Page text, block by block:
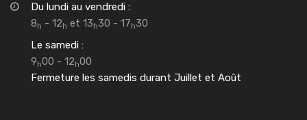
Du lundi au vendredi :
8h - 12h et 13h30 - 17h30
Le samedi :
9h00 - 12h00
Fermeture les samedis durant Juillet et Août